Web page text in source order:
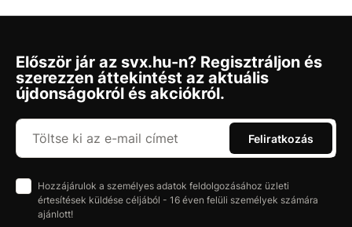
Először jár az svx.hu-n? Regisztráljon és
szerezzen áttekintést az aktuális
újdonságokról és akciókról.
Feliratkozás
Hozzájárulok a személyes adatok feldolgozásához üzleti
értesítések küldése céljából - 16 éven felüli személyek számára
ajánlott!